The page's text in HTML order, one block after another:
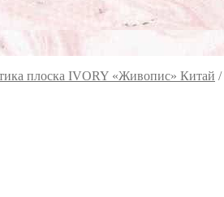
плоска IVORY «Живопис» Китай /